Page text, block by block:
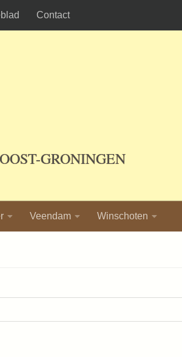
Contact
GRONINGEN
Veendam Winschoten